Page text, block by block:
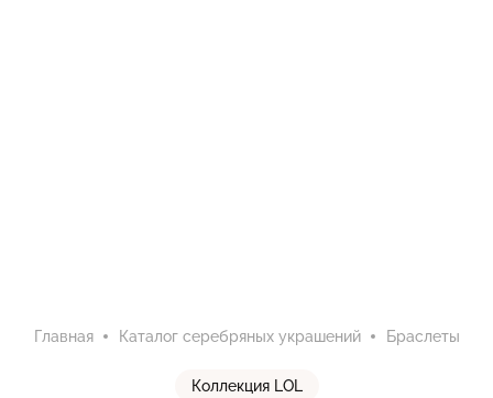
Главная Каталог серебряных украшений Браслеты
Коллекция LOL